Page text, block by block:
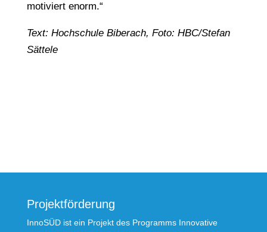
motiviert enorm.“
Text: Hochschule Biberach, Foto: HBC/Stefan
Sättele
Projektförderung
InnoSÜD ist ein Projekt des Programms Innovative